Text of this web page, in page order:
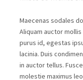
Maecenas sodales
Aliquam auctor
purus id, egestas
lacinia. Duis
in auctor tellus.
molestie maximus